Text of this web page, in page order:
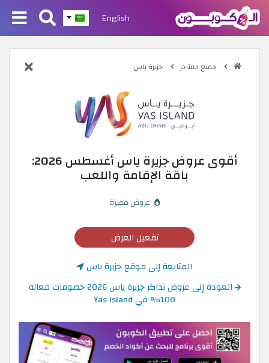
English
جميع المتاجر جزيرة ياس
أقوى عروض جزيرة ياس أغسطس 2026:
باقة الإقامة واللعب
عروض مميزة
تفعيل العرض
المتابعة إلى موقع جزيرة ياس
العودة إلى عروض تذاكر جزيرة ياس 2026 خصومات فعالة
100% في Yas Island